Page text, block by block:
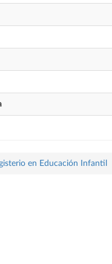
en Educación Infantil